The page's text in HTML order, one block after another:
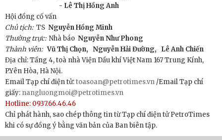
- Lê Thị Hồng Anh
Hội đồng cố vấn
Chủ tịch:TS Nguyễn Hồng Minh
Thường trực: Nhà báo Nguyễn Như Phong
Thành viên: Vũ Thị Chọn, Nguyễn Hải Đường,
Lê Anh Chiến
Địa chỉ: Tầng 4, toà nhà Viện Dầu khí Việt Nam 167 Trung Kính,
P.Yên Hòa, Hà Nội.
Email Tạp chí điện tử:toasoan@petrotimes.vn /Email Tạp chí
giấy: nangluongmoi@petrotimes.vn
Hotline: 0937.66.46.46
Chỉ phát hành, sao chép thông tin từ Tạp chí điện tử PetroTimes
khi có sự đồng ý bằng văn bản của Ban biên tập.